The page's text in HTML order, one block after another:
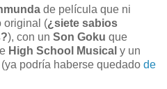
de película que ni
original (¿siete sabios
), con un Son Goku que
High School Musical y un
podría haberse quedado de